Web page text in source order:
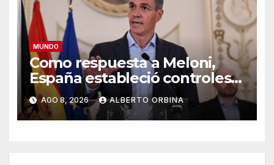
MUNDO
Como respuesta a Meloni,
España estableció controles
fronterizos a viajeros desde
Italia
AGO 8, 2026 ALBERTO ORBINA